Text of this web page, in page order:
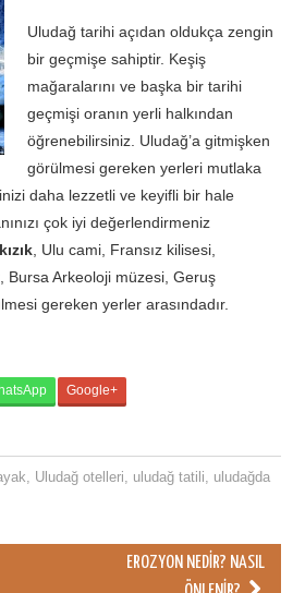
Uludağ tarihi açıdan oldukça zengin
bir geçmişe sahiptir. Keşiş
mağaralarını ve başka bir tarihi
geçmişi oranın yerli halkından
öğrenebilirsiniz. Uludağ’a gitmişken
görülmesi gereken yerleri mutlaka
daha lezzetli ve keyifli bir hale
çok iyi değerlendirmeniz
, Ulu cami, Fransız kilisesi,
Bursa Arkeoloji müzesi, Geruş
gereken yerler arasındadır.
Google+
Uludağ otelleri uludağ tatili
uludağda
EROZYON NEDIR? NASIL